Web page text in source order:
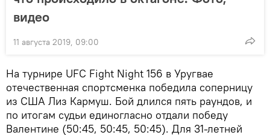
видео
11 августа 2019, 09:00
На турнире UFC Fight Night 156 в Уругвае
отечественная спортсменка победила соперницу
из США Лиз Кармуш. Бой длился пять раундов, и
по итогам судьи единогласно отдали победу
Валентине (50:45, 50:45, 50:45). Для 31-летней